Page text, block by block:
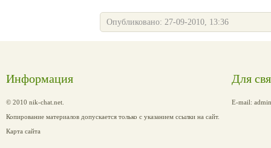
Опубликовано: 27-09-2010, 13:36
Информация
© 2010 nik-chat.net.
Копирование материалов допускается только с указанием ссылки на сайт.
Карта сайта
Для
E-mail: